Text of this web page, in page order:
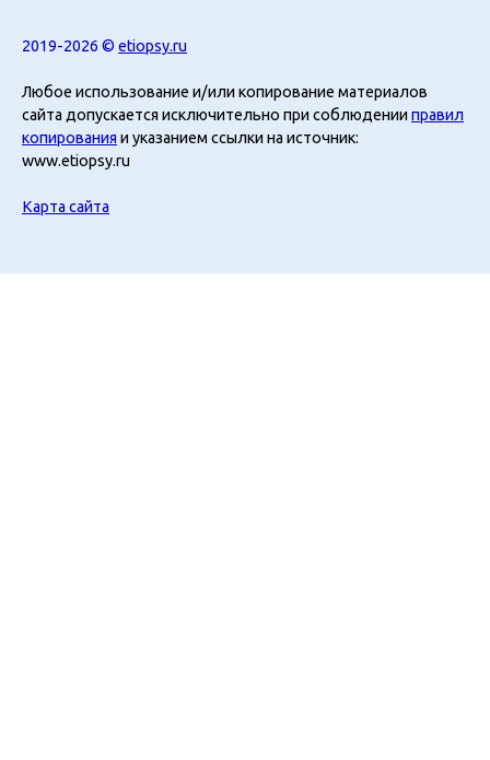
2019-2026 © etiopsy.ru
Любое использование и/или копирование материалов
сайта допускается исключительно при соблюденииправил
копирования и указанием ссылки на источник:
www.etiopsy.ru
Карта сайта